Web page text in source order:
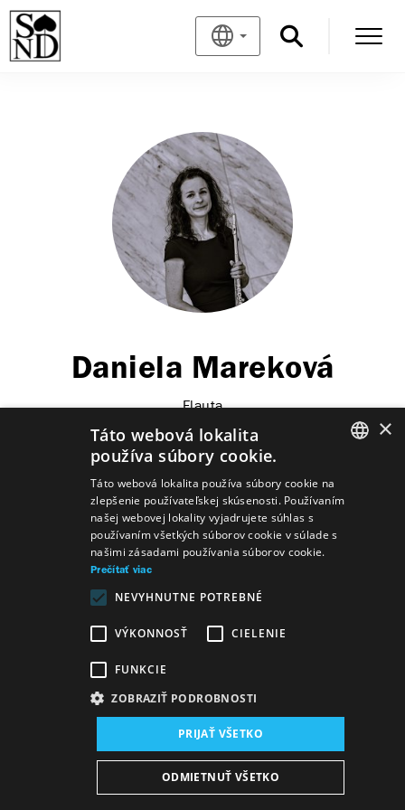
Daniela Mareková
Flauta
Predstavenia
Komorný koncert - SPOMÍNAM NA
Vyhlásenie o prístupnosti
Majetok štátu
Osobné údaje Wezeo Altamira
×
Táto webová lokalita
používa súbory cookie.
Táto webová lokalita používa súbory cookie na
zlepšenie používateľskej skúsenosti. Používaním
našej webovej lokality vyjadrujete súhlas s
používaním všetkých súborov cookie v súlade s
našimi zásadami používania súborov cookie.
Prečítať viac
NEVYHNUTNE POTREBNÉ
VÝKONNOSŤ CIELENIE
FUNKCIE
ZOBRAZIŤ PODROBNOSTI
PRIJAŤ VŠETKO
ODMIETNUŤ VŠETKO